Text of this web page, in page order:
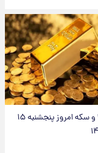
قیمت طلا و سکه امروز پنجشنبه ۱۵